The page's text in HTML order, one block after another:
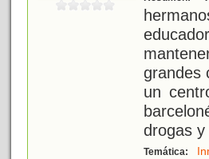
grandes
un
drogas
Temática: